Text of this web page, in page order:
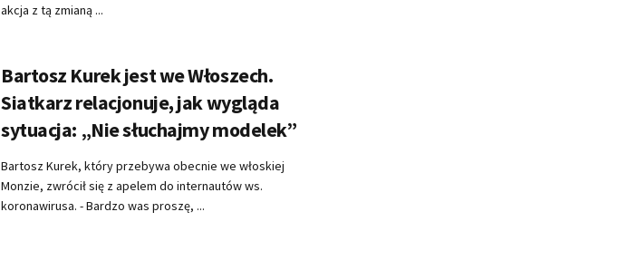
akcja z tą zmianą ...
Bartosz Kurek jest we Włoszech.
Siatkarz relacjonuje, jak wygląda
sytuacja: „Nie słuchajmy modelek”
Bartosz Kurek, który przebywa obecnie we włoskiej
Monzie, zwrócił się z apelem do internautów ws.
koronawirusa. - Bardzo was proszę, ...